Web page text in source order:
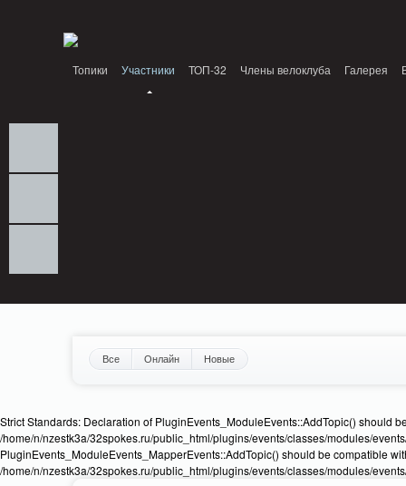
Топики Участники ТОП-32 Члены велоклуба Галерея
Все Онлайн Новые
Strict Standards: Declaration of PluginEvents_ModuleEvents::AddTopic() should
/home/n/nzestk3a/32spokes.ru/public_html/plugins/events/classes/modules/
PluginEvents_ModuleEvents_MapperEvents::AddTopic() should be compatible
/home/n/nzestk3a/32spokes.ru/public_html/plugins/events/classes/modules/